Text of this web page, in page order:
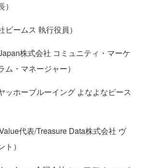
ームス 執行役員）
株式会社 コミュニティ・マーケ
・マネージャー）
ッホーブルーイング よなよなピース
代表/Treasure Data株式会社 ヴ
）